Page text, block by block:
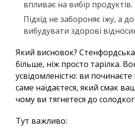
впливає на вибір продуктів.
Підхід не забороняє їжу, а
вибудувати здорові
Який висновок?
більше, ніж просто тарілка.
усвідомленістю: ви
саме наїдаєтеся, який смак
чому ви тягнетеся до
Тут важливо: